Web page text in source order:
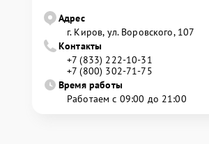
Адрес
г. Киров, ул. Воровского, 107
Контакты
+7 (833) 222-10-31
+7 (800) 302-71-75
Время работы
Работаем с 09:00 до 21:00